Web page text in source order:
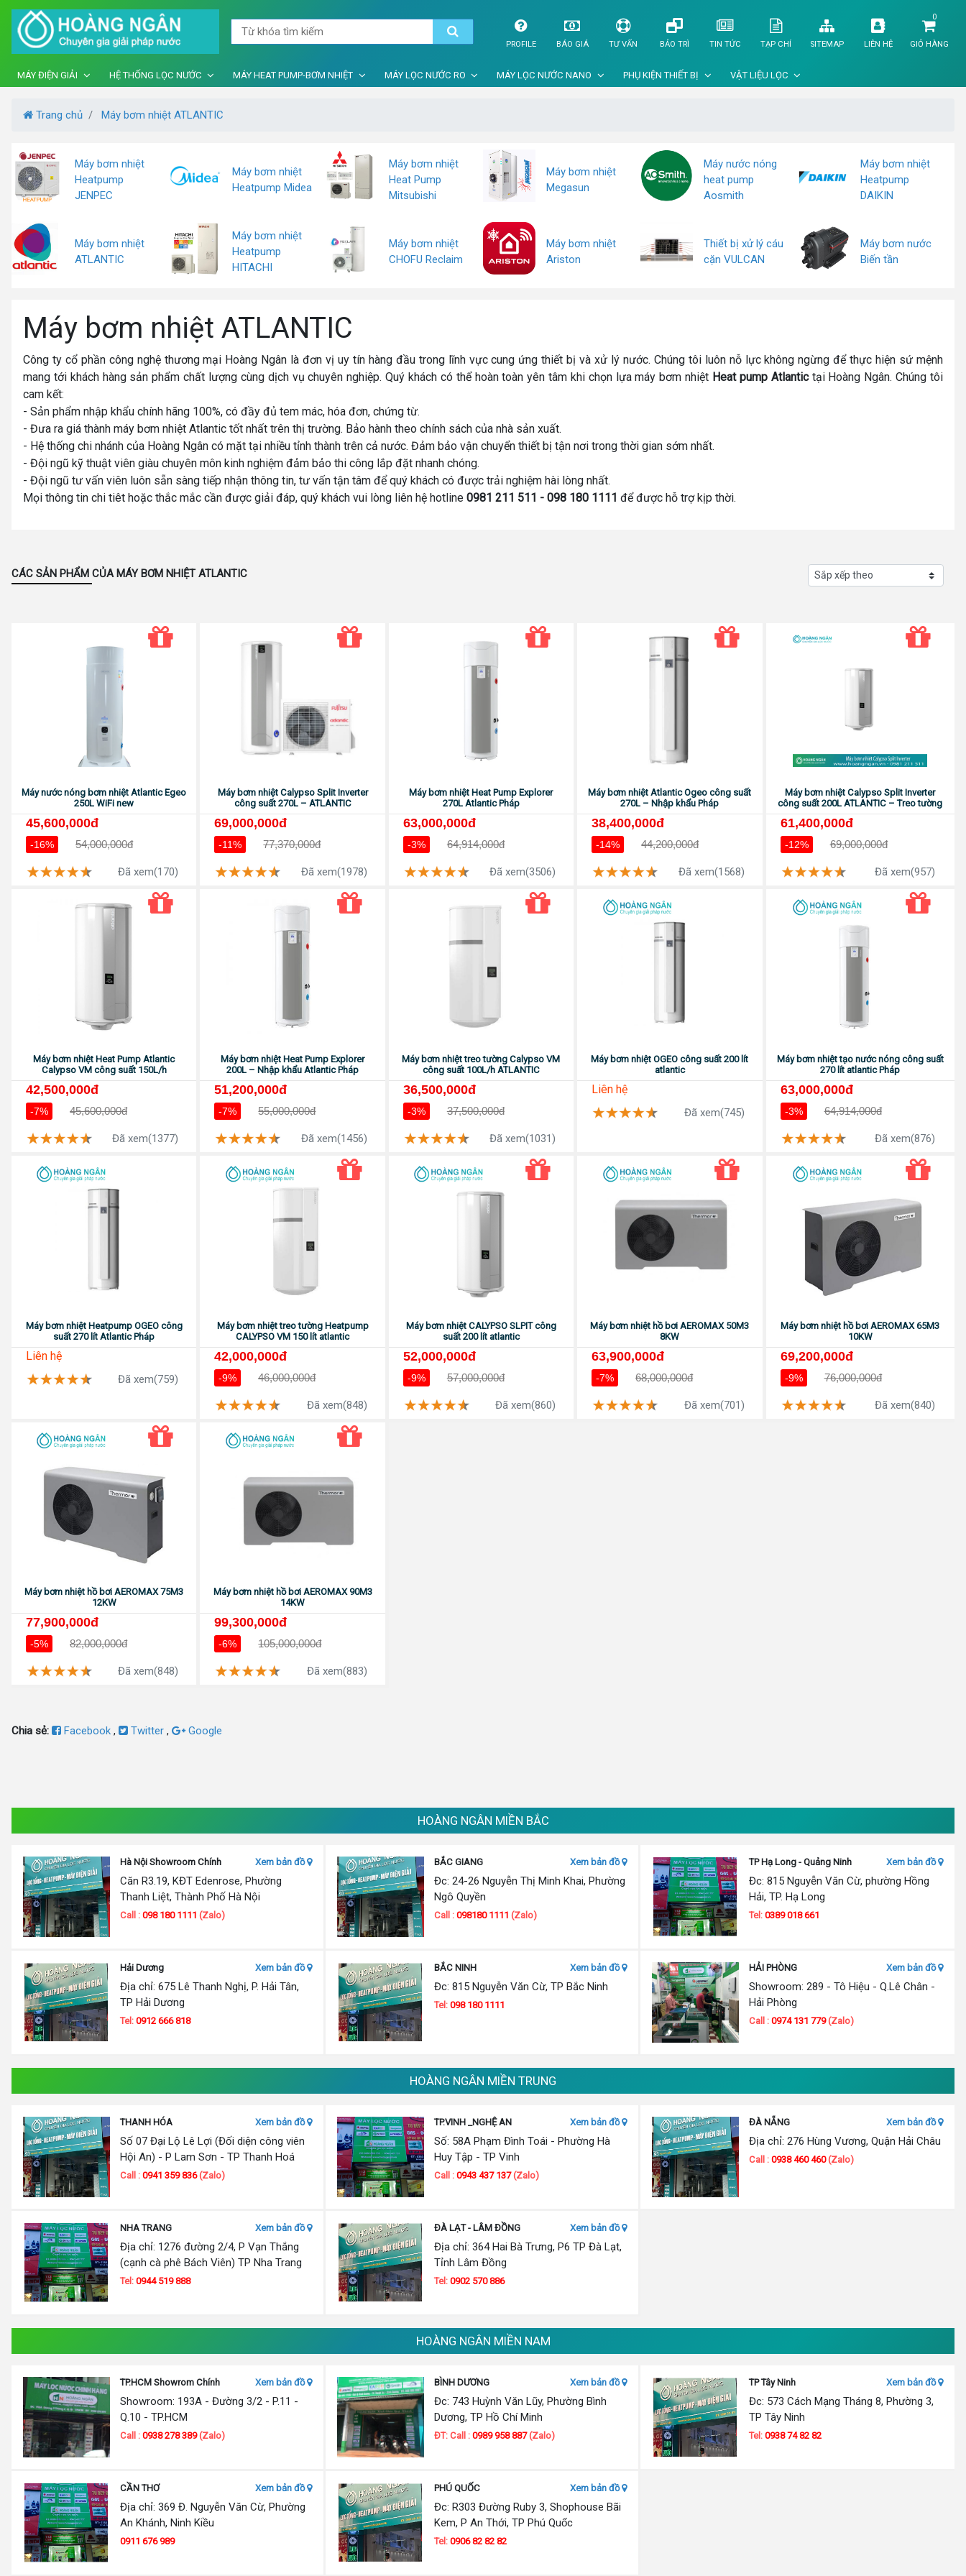
PROFILE BÁO GIÁ TƯ VẤN BẢO TRÌ TIN TỨC TẠP CHÍ SITEMAP LIÊN HỆ
0
GIỎ HÀNG
MÁY ĐIỆN GIẢI HỆ THỐNG LỌC NƯỚC MÁY HEAT PUMP-BƠM NHIỆT MÁY LỌC NƯỚC RO MÁY LỌC NƯỚC NANO PHỤ KIỆN THIẾT BỊ VẬT LIỆU LỌC
Trang chủ Máy bơm nhiệt ATLANTIC
Máy bơm nhiệt
Heatpump
JENPEC
Máy bơm nhiệt
Heatpump Midea
Máy bơm nhiệt
Heat Pump
Mitsubishi
Máy bơm nhiệt
Megasun
Máy nước nóng
heat pump
Aosmith
Máy bơm nhiệt
Heatpump
DAIKIN
Máy bơm nhiệt
ATLANTIC
Máy bơm nhiệt
Heatpump
HITACHI
Máy bơm nhiệt
CHOFU Reclaim
Máy bơm nhiệt
Ariston
Thiết bị xử lý cáu
cặn VULCAN
Máy bơm nước
Biến tần
Máy bơm nhiệt ATLANTIC
Công ty cổ phần công nghệ thương mại Hoàng Ngân là đơn vị uy tín hàng đầu trong lĩnh vực cung ứng thiết bị và xử lý nước. Chúng tôi luôn nỗ lực không ngừng để thực hiện sứ mệnh
mang tới khách hàng sản phẩm chất lượng cùng dịch vụ chuyên nghiệp. Quý khách có thể hoàn toàn yên tâm khi chọn lựa máy bơm nhiệt Heat pump Atlantic tại Hoàng Ngân. Chúng tôi
cam kết:
- Sản phẩm nhập khẩu chính hãng 100%, có đầy đủ tem mác, hóa đơn, chứng từ.
- Đưa ra giá thành máy bơm nhiệt Atlantic tốt nhất trên thị trường. Bảo hành theo chính sách của nhà sản xuất.
- Hệ thống chi nhánh của Hoàng Ngân có mặt tại nhiều tỉnh thành trên cả nước. Đảm bảo vận chuyển thiết bị tận nơi trong thời gian sớm nhất.
- Đội ngũ kỹ thuật viên giàu chuyên môn kinh nghiệm đảm bảo thi công lắp đặt nhanh chóng.
- Đội ngũ tư vấn viên luôn sẵn sàng tiếp nhận thông tin, tư vấn tận tâm để quý khách có được trải nghiệm hài lòng nhất.
Mọi thông tin chi tiêt hoặc thắc mắc cần được giải đáp, quý khách vui lòng liên hệ hotline 0981 211 511 - 098 180 1111 để được hỗ trợ kịp thời.
CÁC SẢN PHẨM CỦA MÁY BƠM NHIỆT ATLANTIC
Máy nước nóng bơm nhiệt Atlantic Egeo
250L WiFi new
45,600,000đ
-16% 54,000,000đ
Đã xem(170)
Máy bơm nhiệt Calypso Split Inverter
công suất 270L – ATLANTIC
69,000,000đ
-11% 77,370,000đ
Đã xem(1978)
Máy bơm nhiệt Heat Pump Explorer
270L Atlantic Pháp
63,000,000đ
-3% 64,914,000đ
Đã xem(3506)
Máy bơm nhiệt Atlantic Ogeo công suất
270L – Nhập khẩu Pháp
38,400,000đ
-14% 44,200,000đ
Đã xem(1568)
Máy bơm nhiệt Calypso Split Inverter
công suất 200L ATLANTIC – Treo tường
61,400,000đ
-12% 69,000,000đ
Đã xem(957)
Máy bơm nhiệt Heat Pump Atlantic
Calypso VM công suất 150L/h
42,500,000đ
-7% 45,600,000đ
Đã xem(1377)
Máy bơm nhiệt Heat Pump Explorer
200L – Nhập khẩu Atlantic Pháp
51,200,000đ
-7% 55,000,000đ
Đã xem(1456)
Máy bơm nhiệt treo tường Calypso VM
công suất 100L/h ATLANTIC
36,500,000đ
-3% 37,500,000đ
Đã xem(1031)
Máy bơm nhiệt OGEO công suất 200 lít
atlantic
Liên hệ
Đã xem(745)
Máy bơm nhiệt tạo nước nóng công suất
270 lít atlantic Pháp
63,000,000đ
-3% 64,914,000đ
Đã xem(876)
Máy bơm nhiệt Heatpump OGEO công
suất 270 lít Atlantic Pháp
Liên hệ
Đã xem(759)
Máy bơm nhiệt treo tường Heatpump
CALYPSO VM 150 lít atlantic
42,000,000đ
-9% 46,000,000đ
Đã xem(848)
Máy bơm nhiệt CALYPSO SLPIT công
suất 200 lít atlantic
52,000,000đ
-9% 57,000,000đ
Đã xem(860)
Máy bơm nhiệt hồ bơi AEROMAX 50M3
8KW
63,900,000đ
-7% 68,000,000đ
Đã xem(701)
Máy bơm nhiệt hồ bơi AEROMAX 65M3
10KW
69,200,000đ
-9% 76,000,000đ
Đã xem(840)
Máy bơm nhiệt hồ bơi AEROMAX 75M3
12KW
77,900,000đ
-5% 82,000,000đ
Đã xem(848)
Máy bơm nhiệt hồ bơi AEROMAX 90M3
14KW
99,300,000đ
-6% 105,000,000đ
Đã xem(883)
Chia sẻ: Facebook , Twitter , Google
HOÀNG NGÂN MIỀN BẮC
Hà Nội Showroom Chính Xem bản đồ
Căn R3.19, KĐT Edenrose, Phường
Thanh Liệt, Thành Phố Hà Nội
Call : 098 180 1111 (Zalo)
BẮC GIANG Xem bản đồ
Đc: 24-26 Nguyễn Thị Minh Khai, Phường
Ngô Quyền
Call :098180 1111 (Zalo)
TP Hạ Long - Quảng Ninh Xem bản đồ
Đc: 815 Nguyễn Văn Cừ, phường Hồng
Hải, TP. Hạ Long
Tel:0389 018 661
Hải Dương Xem bản đồ
Địa chỉ: 675 Lê Thanh Nghị, P. Hải Tân,
TP Hải Dương
Tel: 0912 666 818
BẮC NINH Xem bản đồ
Đc: 815 Nguyễn Văn Cừ, TP Bắc Ninh
Tel:098 180 1111
HẢI PHÒNG Xem bản đồ
Showroom: 289 - Tô Hiệu - Q.Lê Chân -
Hải Phòng
Call :0974 131 779(Zalo)
HOÀNG NGÂN MIỀN TRUNG
THANH HÓA Xem bản đồ
Số 07 Đại Lộ Lê Lợi (Đối diện công viên
Hội An) - P Lam Sơn - TP Thanh Hoá
Call : 0941 359 836(Zalo)
TP.VINH _NGHỆ AN Xem bản đồ
Số: 58A Phạm Đình Toái - Phường Hà
Huy Tập - TP Vinh
Call :0943 437 137(Zalo)
ĐÀ NẴNG Xem bản đồ
Địa chỉ: 276 Hùng Vương, Quận Hải Châu
Call :0938 460 460(Zalo)
NHA TRANG Xem bản đồ
Địa chỉ: 1276 đường 2/4, P Vạn Thắng
(cạnh cà phê Bách Viên) TP Nha Trang
Tel: 0944 519 888
ĐÀ LẠT - LÂM ĐỒNG Xem bản đồ
Địa chỉ: 364 Hai Bà Trưng, P6 TP Đà Lạt,
Tỉnh Lâm Đồng
Tel:0902 570 886
HOÀNG NGÂN MIỀN NAM
TP.HCM Showrom Chính Xem bản đồ
Showroom: 193A - Đường 3/2 - P.11 -
Q.10 - TP.HCM
Call : 0938 278 389(Zalo)
BÌNH DƯƠNG Xem bản đồ
Đc: 743 Huỳnh Văn Lũy, Phường Bình
Dương, TP Hồ Chí Minh
ĐT: Call :0989 958 887(Zalo)
TP Tây Ninh Xem bản đồ
Đc: 573 Cách Mạng Tháng 8, Phường 3,
TP Tây Ninh
Tel:0938 74 82 82
CẦN THƠ Xem bản đồ
Địa chỉ: 369 Đ. Nguyễn Văn Cừ, Phường
An Khánh, Ninh Kiều
0911 676 989
PHÚ QUỐC Xem bản đồ
Đc: R303 Đường Ruby 3, Shophouse Bãi
Kem, P An Thới, TP Phú Quốc
Tel:0906 82 82 82